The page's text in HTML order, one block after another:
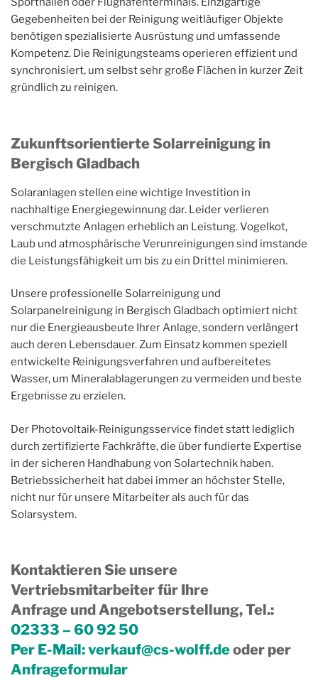
Gegebenheiten bei der Reinigung weitläufiger Objekte
benötigen spezialisierte Ausrüstung und umfassende
Kompetenz. Die Reinigungsteams operieren effizient und
synchronisiert, um selbst sehr große Flächen in kurzer Zeit
gründlich zu reinigen.
Zukunftsorientierte Solarreinigung in
Bergisch Gladbach
Solaranlagen stellen eine wichtige Investition in
nachhaltige Energiegewinnung dar. Leider verlieren
verschmutzte Anlagen erheblich an Leistung. Vogelkot,
Laub und atmosphärische Verunreinigungen sind imstande
die Leistungsfähigkeit um bis zu ein Drittel minimieren.
Unsere professionelle Solarreinigung und
Solarpanelreinigung in Bergisch Gladbach optimiert nicht
nur die Energieausbeute Ihrer Anlage, sondern verlängert
auch deren Lebensdauer. Zum Einsatz kommen speziell
entwickelte Reinigungsverfahren und aufbereitetes
Wasser, um Mineralablagerungen zu vermeiden und beste
Ergebnisse zu erzielen.
Der Photovoltaik-Reinigungsservice findet statt lediglich
durch zertifizierte Fachkräfte, die über fundierte Expertise
in der sicheren Handhabung von Solartechnik haben.
Betriebssicherheit hat dabei immer an höchster Stelle,
nicht nur für unsere Mitarbeiter als auch für das
Solarsystem.
Kontaktieren Sie unsere
Vertriebsmitarbeiter für Ihre
Anfrage und Angebotserstellung, Tel.:
02333 – 60 92 50
Per E-Mail:verkauf@cs-wolff.deoder per
Anfrageformular